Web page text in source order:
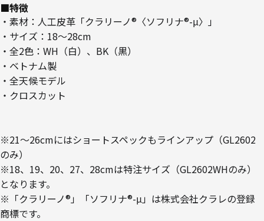
■特徴
・素材：人工皮革「クラリーノ®〈ソフリナ®-μ〉」
・サイズ：18～28cm
・全2色：WH（白）、BK（黒）
・ベトナム製
・全天候モデル
・クロスカット
※21～26cmにはショートスペックもラインアップ（GL2602
のみ）
※18、19、20、27、28cmは特注サイズ（GL2602WHのみ）
となります。
※「クラリーノ®」「ソフリナ®-μ」は株式会社クラレの登録
商標です。